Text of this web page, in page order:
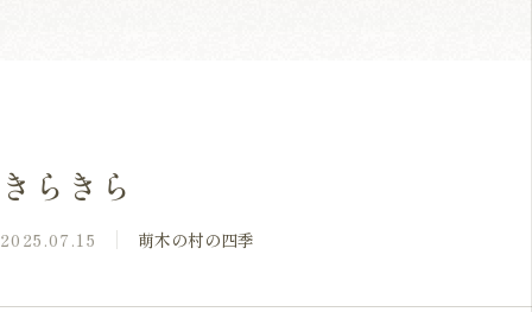
きらきら
2025.07.15 萌木の村の四季